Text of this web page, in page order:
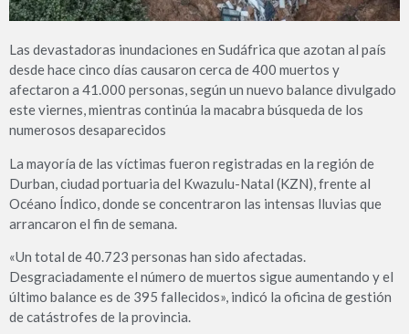
Las devastadoras inundaciones en Sudáfrica que azotan al país
desde hace cinco días causaron cerca de 400 muertos y
afectaron a 41.000 personas, según un nuevo balance divulgado
este viernes, mientras continúa la macabra búsqueda de los
numerosos desaparecidos
La mayoría de las víctimas fueron registradas en la región de
Durban, ciudad portuaria del Kwazulu-Natal (KZN), frente al
Océano Índico, donde se concentraron las intensas lluvias que
arrancaron el fin de semana.
«Un total de 40.723 personas han sido afectadas.
Desgraciadamente el número de muertos sigue aumentando y el
último balance es de 395 fallecidos», indicó la oficina de gestión
de catástrofes de la provincia.